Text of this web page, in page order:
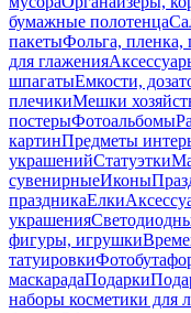
бумажные полотенца
пакетыФольга, пленка,
для глажения
шпагатыЕмкости,
плечикиМешки
постерыФотоальбомы
картинПредметы
украшенийСтатуэтки
сувенирныеИконы
праздникаЕлки
украшения
фигуры, игрушки
татуировки
маскарадаПодарки
наборы косметики для